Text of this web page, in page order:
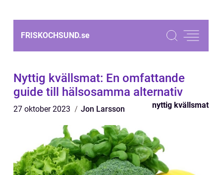
FRISKOCHSUND.se
Nyttig kvällsmat: En omfattande
guide till hälsosamma alternativ
27 oktober 2023 Jon Larsson nyttig kvällsmat